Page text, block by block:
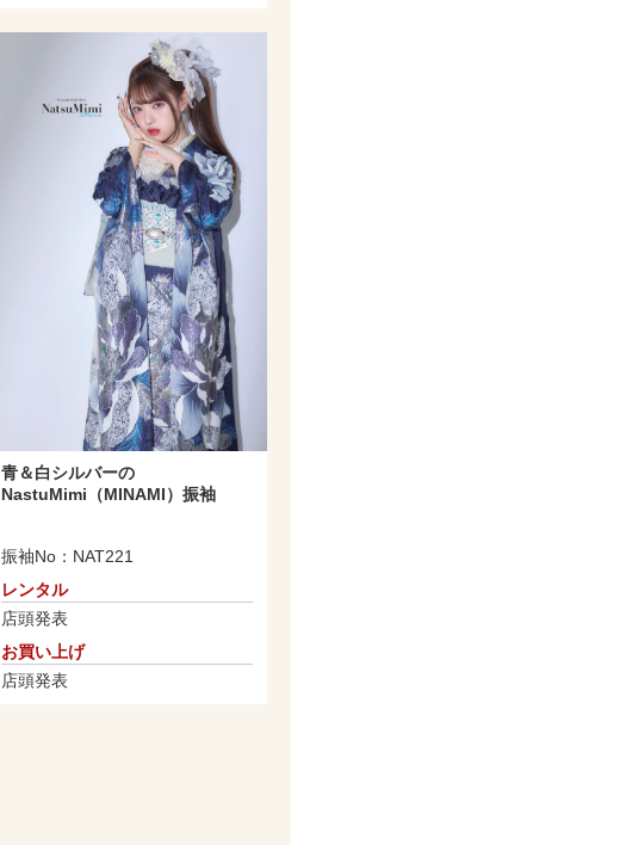
青＆白シルバーの
NastuMimi（MINAMI）振袖
振袖No：NAT221
レンタル
店頭発表
お買い上げ
店頭発表